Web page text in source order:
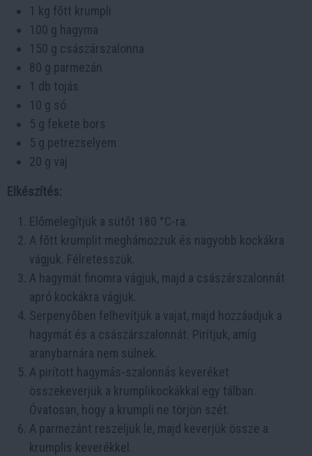
1 kg főtt krumpli
100 g hagyma
150 g császárszalonna
80 g parmezán
1 db tojás
10 g só
5 g fekete bors
5 g petrezselyem
20 g vaj
Elkészítés:
Előmelegítjük a sütőt 180 °C-ra.
A főtt krumplit meghámozzuk és nagyobb kockákra
vágjuk. Félretesszük.
A hagymát finomra vágjuk, majd a császárszalonnát
apró kockákra vágjuk.
Serpenyőben felhevítjük a vajat, majd hozzáadjuk a
hagymát és a császárszalonnát. Pirítjuk, amíg
aranybarnára nem sülnek.
A pirított hagymás-szalonnás keveréket
összekeverjük a krumplikockákkal egy tálban.
Óvatosan, hogy a krumpli ne törjön szét.
A parmezánt reszeljük le, majd keverjük össze a
krumplis keverékkel.